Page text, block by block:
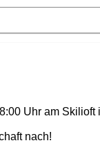
Uhr am Skilioft
nach!